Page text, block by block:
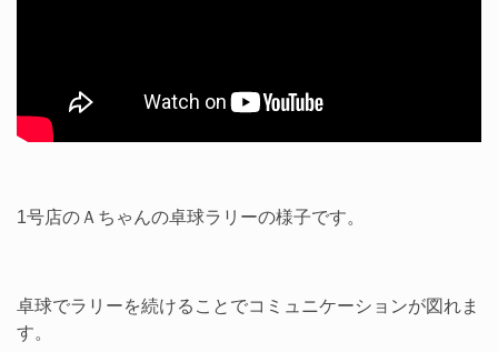
1号店のＡちゃんの卓球ラリーの様子です。
卓球でラリーを続けることでコミュニケーションが図れま
す。